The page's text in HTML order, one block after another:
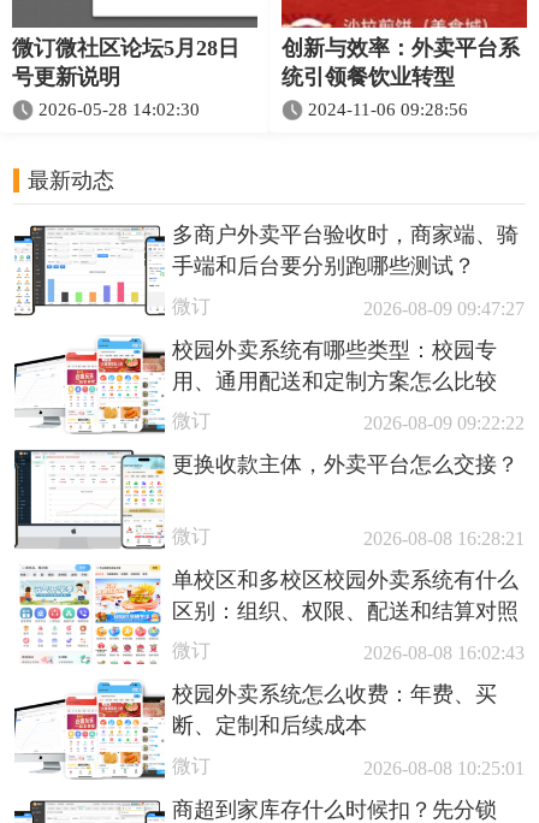
微订微社区论坛5月28日
号更新说明
2026-05-28 14:02:30
创新与效率：外卖平台系
统引领餐饮业转型
2024-11-06 09:28:56
最新动态
多商户外卖平台验收时，商家端、骑
手端和后台要分别跑哪些测试？
微订 2026-08-09 09:47:27
校园外卖系统有哪些类型：校园专
用、通用配送和定制方案怎么比较
微订 2026-08-09 09:22:22
更换收款主体，外卖平台怎么交接？
微订 2026-08-08 16:28:21
单校区和多校区校园外卖系统有什么
区别：组织、权限、配送和结算对照
微订 2026-08-08 16:02:43
校园外卖系统怎么收费：年费、买
断、定制和后续成本
微订 2026-08-08 10:25:01
商超到家库存什么时候扣？先分锁